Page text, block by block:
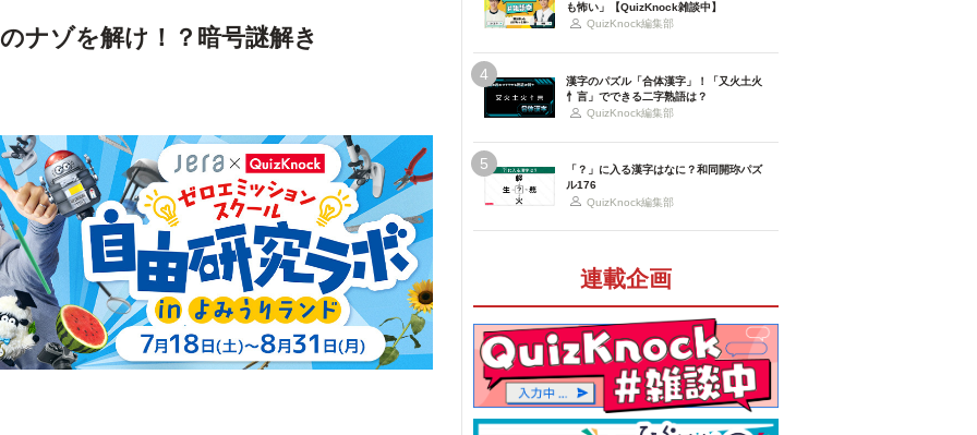
ナゾを解け！？暗号謎解き
も怖い」【QuizKnock雑談中】
QuizKnock編集部
4
漢字のパズル「合体漢字」！「又火土火
忄言」でできる二字熟語は？
QuizKnock編集部
5
「？」に入る漢字はなに？和同開珎パズ
ル176
QuizKnock編集部
連載企画